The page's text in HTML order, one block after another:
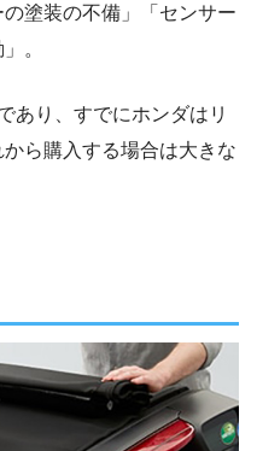
塗装の不備」「センサー
。
あり、すでにホンダはリ
ら購入する場合は大きな